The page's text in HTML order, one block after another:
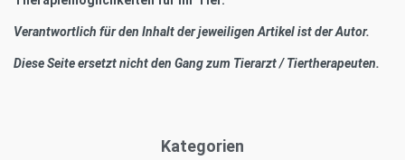
Verantwortlich für den Inhalt der jeweiligen Artikel ist der Autor.
Diese Seite ersetzt nicht den Gang zum Tierarzt / Tiertherapeuten.
Kategorien